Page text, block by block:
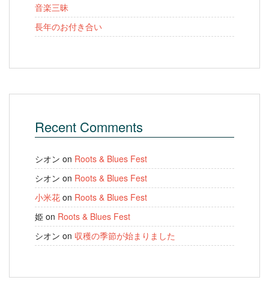
音楽三昧
長年のお付き合い
Recent Comments
シオン on Roots & Blues Fest
シオン on Roots & Blues Fest
小米花 on Roots & Blues Fest
姫 on Roots & Blues Fest
シオン on 収穫の季節が始まりました